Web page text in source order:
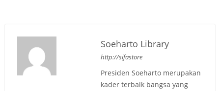
Soeharto Library
http://sifastore
Presiden Soeharto merupakan
kader terbaik bangsa yang